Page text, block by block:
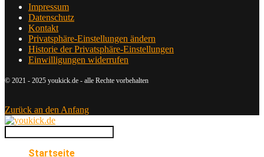
Impressum
Datenschutz
Kontakt
Privatsphäre-Einstellungen ändern
Historie der Privatsphäre-Einstellungen
Einwilligungen widerrufen
© 2021 - 2025 youkick.de - alle Rechte vorbehalten
Zurück an den Anfang
Startseite